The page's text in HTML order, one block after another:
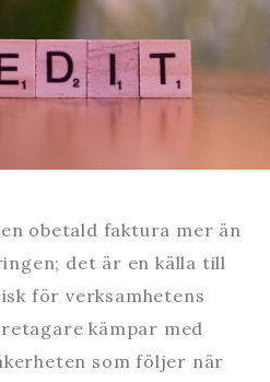
obetald faktura mer än
det är en källa till
för verksamhetens
kämpar med
som följer när